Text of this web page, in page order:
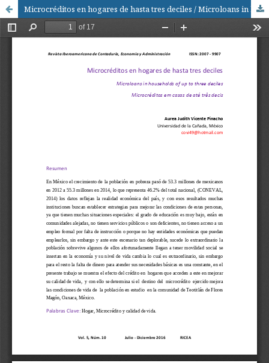
Microcréditos en hogares de hasta tres deciles / Microloans in households of up to three deciles